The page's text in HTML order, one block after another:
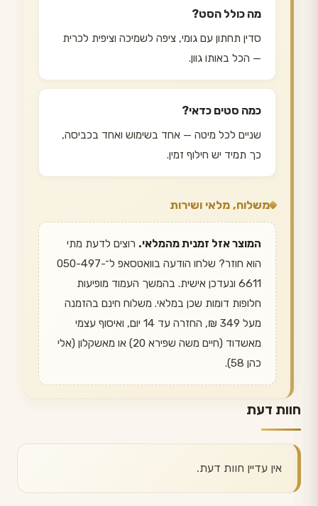
מה כולל הסט?
סדין תחתון עם גומי, ציפה לשמיכה וציפית לכרית
— הכל באותו גוון.
כמה סטים כדאי?
שניים לכל מיטה — אחד בשימוש ואחד בכביסה,
כך תמיד יש חילוף זמין.
משלוח, מלאי ושירות
המוצר אזל זמנית מהמלאי. רוצים לדעת מתי
הוא חוזר? שלחו הודעה בוואטסאפ ל־050-497-
6611 ונעדכן אישית. בהמשך העמוד מופיעות
חלופות דומות שכן במלאי. משלוח חינם בהזמנה
מעל 349 ₪, החזרה עד 14 יום, ואיסוף עצמי
מאשדוד (חיים משה שפירא 20) או מאשקלון (אלי
כהן 58).
חוות דעת
אין עדיין חוות דעת.